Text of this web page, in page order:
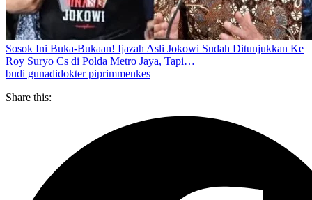
Sosok Ini Buka-Bukaan! Ijazah Asli Jokowi Sudah Ditunjukkan Ke
Roy Suryo Cs di Polda Metro Jaya, Tapi…
budi gunadidokter piprimmenkes
Share this: